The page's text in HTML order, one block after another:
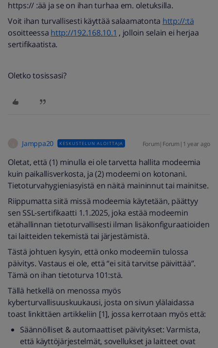
https:// :ää ja se on ihan turhaa em. oletuksilla.
Voit ihan turvallisesti käyttää salaamatonta http://:tä
osoitteessa http://192.168.10.1 , jolloin selain ei herjaa
sertifikaatista.
Oletko tosissasi?
Jamppa20 KESKUSTELUN ALOITTAJA Forum|Forum|1 year ago
Oletat, että (1) minulla ei ole tarvetta hallita modeemia
kuin paikallisverkosta, ja (2) modeemi on kotonani.
Tietoturvahygieniasyistä en näitä maininnut tai mainitse.
Riippumatta siitä missä modeemia käytetään, päättyy
sen SSL-sertifikaatti 1.1.2025, joka estää modeemin
etähallinnan tietoturvallisesti ilman lisäkonfiguraatioiden
tai laitteiden tekemistä tai järjestämistä.
Tästä johtuen kysyin, että onko modeemiin tulossa
päivitys. Vastaus ei ole, että “ei sitä tarvitse päivittää”.
Tämä on ihan tietoturva 101:stä.
Tällä hetkellä on menossa myös
kyberturvallisuuskuukausi, josta on sivun ylälaidassa
toast linkittäen artikkeliin [1], jossa kerrotaan myös että:
Säännölliset & automaattiset päivitykset: Varmista,
että käyttöjärjestelmät, sovellukset ja laitteet ovat